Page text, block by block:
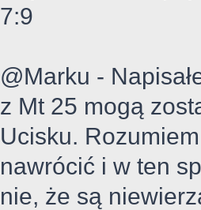
7:9
@Marku -
z Mt 25 mogą
Ucisku.
nawrócić i w ten
nie, że są